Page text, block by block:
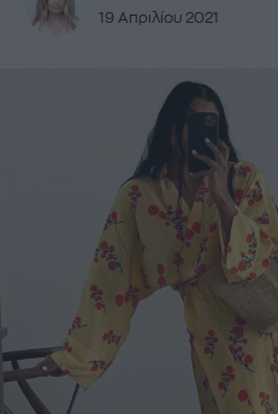
19 Απριλίου 2021